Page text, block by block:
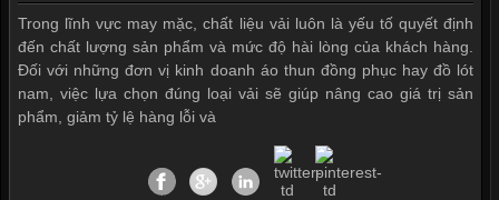
Trong lĩnh vực may mặc, chất liệu vải luôn là yếu tố quyết định
đến chất lượng sản phẩm và mức độ hài lòng của khách hàng.
Đối với những đơn vị kinh doanh áo thun đồng phục hay đồ lót
nam, việc lựa chọn đúng loại vải sẽ giúp nâng cao giá trị sản
phẩm, giảm tỷ lệ hàng lỗi và